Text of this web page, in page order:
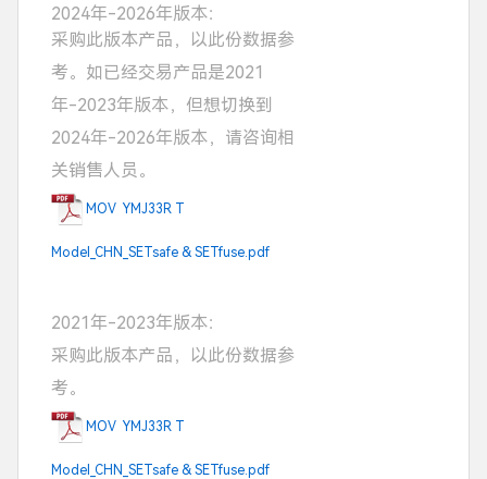
2024年-2026年版本：
采购此版本产品，以此份数据参
考。如已经交易产品是2021
年-2023年版本，但想切换到
2024年-2026年版本，请咨询相
关销售人员。
MOV YMJ33R T
Model_CHN_SETsafe & SETfuse.pdf
2021年-2023年版本：
采购此版本产品，以此份数据参
考。
MOV YMJ33R T
Model_CHN_SETsafe & SETfuse.pdf